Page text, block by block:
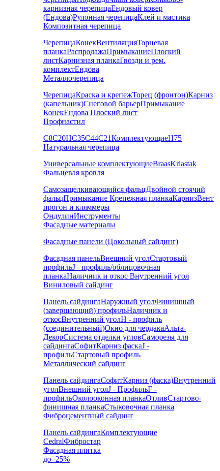
карнизная черепицаЕндовый ковер
(Ендова)Рулонная черепицаКлей и мастика
Композитная черепица
ЧерепицаКонекВентиляцияТорцевая
планкаРаспродажаПримыканиеПлоский
листКарнизная планкаГвозди и рем.
комплектЕндова
Металлочерепица
ЧерепицаКраска и крепежТорец (фронтон)Карниз
(капельник)Снеговой барьерПримыкание
КонекЕндова Плоский лист
Профнастил
С8С20НС35С44С21КомплектующиеН75
Натуральная черепица
Универсальные комплектующиеBraasKriastak
Фальцевая кровля
Самозащелкивающийся фальцДвойной стоячий
фальцПримыкание Крепежная планкаКарнизВент
прогон и кляммеры
ОндулинИнструменты
Фасадные материалы
Фасадные панели (Цокольный сайдинг)
Фасадная панельВнешний уголСтартовый
профильJ - профиль/облицовочная
планкаНаличник и откос Внутренний угол
Виниловый сайдинг
Панель сайдингаНаружный уголФинишный
(завершающий) профильНаличник и
откосВнутренний уголH - профиль
(соединительный)Окно для чердакаАльта-
ДекорСистема отделки угловСаморезы для
сайдингаСофитКарниз фаскаJ -
профильСтартовый профиль
Металлический сайдинг
Панель сайдингаСофитКарниз (фаска)Внутренний
уголВнешний уголJ - ПрофильF -
профильОколооконная планкаОтливСтартово-
финишная планкаСтыковочная планка
Фиброцементный сайдинг
Панель сайдингаКомплектующие
CedralФибростар
Фасадная плитка
до -25%